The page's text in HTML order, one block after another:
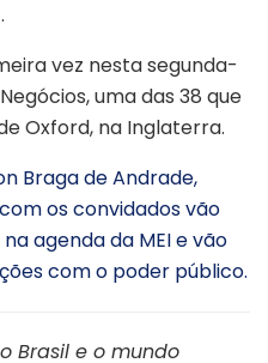
.
vez nesta segunda-
uma das 38 que
Oxford, na Inglaterra.
Braga de Andrade,
os convidados vão
agenda da MEI e vão
com o poder público.
Brasil e o mundo